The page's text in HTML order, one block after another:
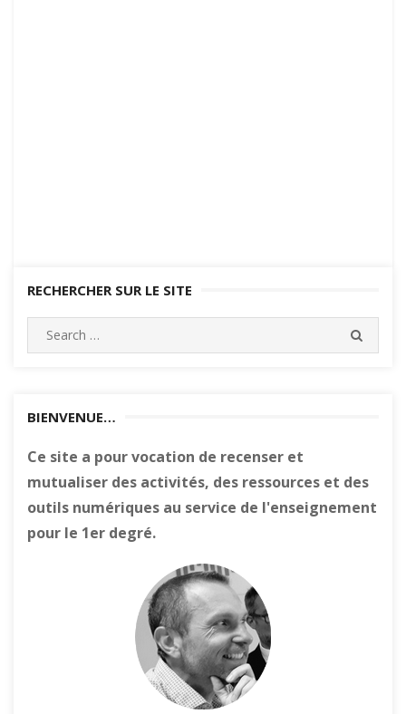
RECHERCHER SUR LE SITE
Search
for:
BIENVENUE…
Ce site a pour vocation de recenser et
mutualiser des activités, des ressources et des
outils numériques au service de l'enseignement
pour le 1er degré.